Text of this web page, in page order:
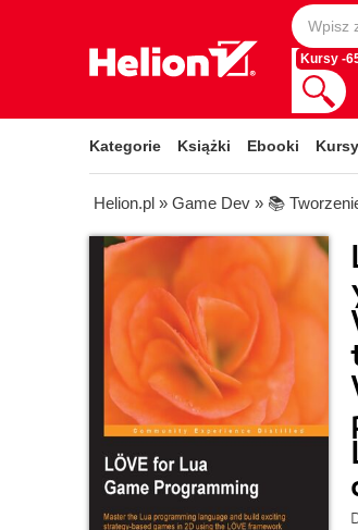
Kursy -
Kategorie Książki Ebooki
Helion.pl » Game Dev » 📚